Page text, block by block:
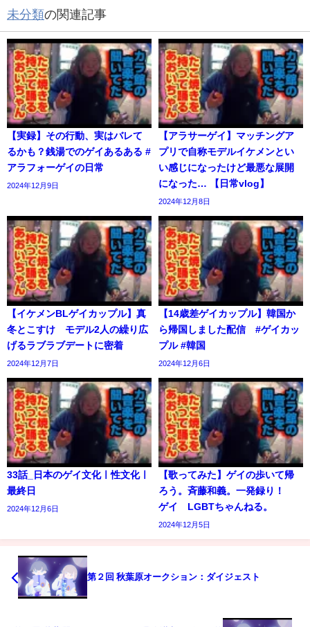
未分類の関連記事
【実録】その行動、実はバレて
るかも？銭湯でのゲイあるある #
アラフォーゲイの日常
2024年12月9日
【アラサーゲイ】マッチングア
プリで自称モデルイケメンとい
い感じになったけど最悪な展開
になった… 【日常vlog】
2024年12月8日
【イケメンBLゲイカップル】真
冬とこすけ モデル2人の繰り広
げるラブラブデートに密着
2024年12月7日
【14歳差ゲイカップル】韓国か
ら帰国しました配信 #ゲイカッ
プル #韓国
2024年12月6日
33話_日本のゲイ文化ㅣ性文化ㅣ
最終日
2024年12月6日
【歌ってみた】ゲイの歩いて帰
ろう。斉藤和義。一発録り！
ゲイ LGBTちゃんねる。
2024年12月5日
第２回 秋葉原オークション：ダイジェスト